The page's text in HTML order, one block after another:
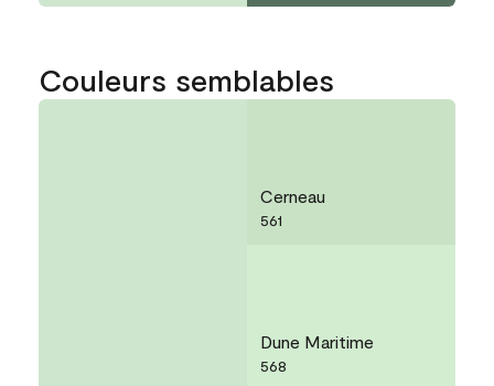
Couleurs semblables
Cerneau
561
Dune Maritime
568